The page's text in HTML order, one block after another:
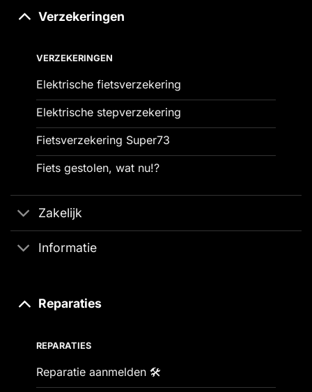
Verzekeringen
VERZEKERINGEN
Elektrische fietsverzekering
Elektrische stepverzekering
Fietsverzekering Super73
Fiets gestolen, wat nu!?
Zakelijk
Informatie
Reparaties
REPARATIES
Reparatie aanmelden 🛠️